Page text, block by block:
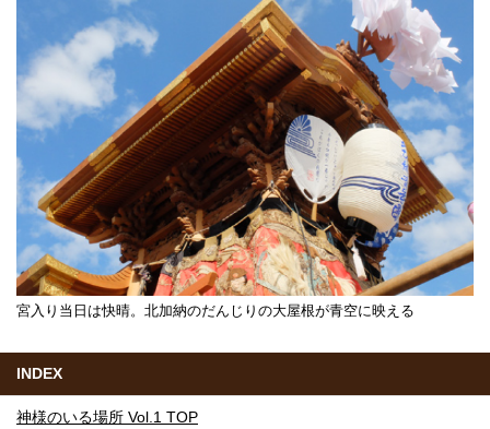
宮入り当日は快晴。北加納のだんじりの大屋根が青空に映える
INDEX
神様のいる場所 Vol.1 TOP